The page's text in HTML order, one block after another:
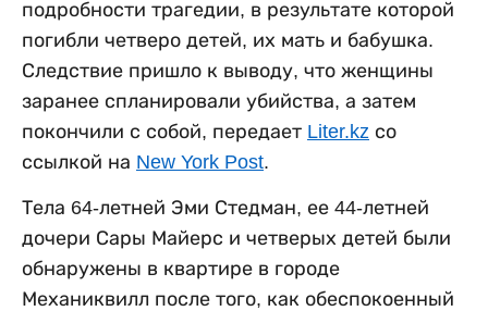
подробности трагедии, в результате которой
погибли четверо детей, их мать и бабушка.
Следствие пришло к выводу, что женщины
заранее спланировали убийства, а затем
покончили с собой, передает Liter.kz со
ссылкой на New York Post.
Тела 64-летней Эми Стедман, ее 44-летней
дочери Сары Майерс и четверых детей были
обнаружены в квартире в городе
Механиквилл после того, как обеспокоенный